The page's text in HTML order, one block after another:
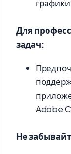
графики.
Для
задач:
Adobe
Не